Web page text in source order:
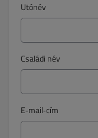
Utónév
Családi név
E‑mail‑cím